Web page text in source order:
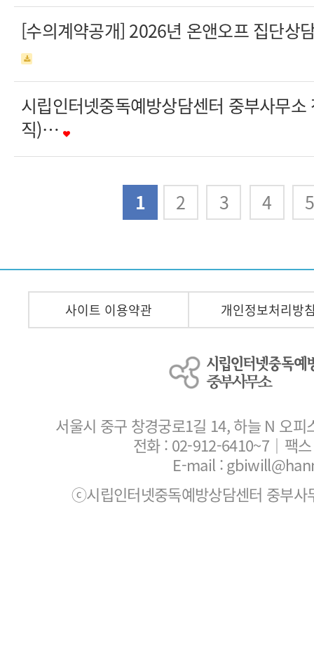
[수의계약공개] 2026년 온앤오프 집단
시립인터넷중독예방상담센터 중부사무소
직)…
1 2 3 4 5
사이트 이용약관 개인정보처리방
서울시 중구 창경궁로1길 14, 하늘 N 오
전화 : 02-912-6410~7 ｜팩
E-mail :
ⓒ시립인터넷중독예방상담센터 중부